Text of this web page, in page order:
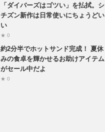
「ダイバーズはゴツい」を払拭。シ
チズン新作は日常使いにちょうどい
い
★ 0
約2分半でホットサンド完成！ 夏休
みの食卓を輝かせるお助けアイテム
がセール中だよ
★ 0